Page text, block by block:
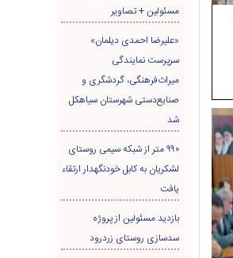
مسئولین + تصاویر
«علیرضا احمدی دیلمان»
سرپرست نمایندگی
میراث‌فرهنگی، گردشگری و
صنایع‌دستی شهرستان سیاهکل
شد
۹۹۰ متر از شبکه سیمی روستای
لشکریان به کابل خودنگهدار ارتقاء
یافت
بازدید مسئولین از پروژه
سدسازی روستای زردرود